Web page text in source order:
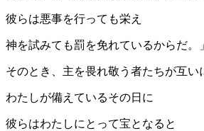
彼らは悪事を行っても栄え
神を試みても罰を免れているからだ。」
そのとき、主を畏れ敬う者たちが互
わたしが備えているその日に
彼らはわたしにとって宝となると